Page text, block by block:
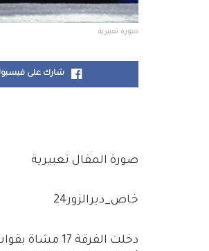
صورة تعبيرية
شارك على
صورة المقال تعبيرية
خاص_ديرالزور24
دخلت الفرقة